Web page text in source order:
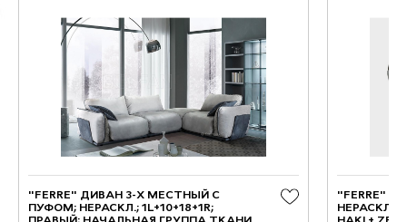
"FERRE" ДИВАН 3-Х МЕСТНЫЙ С
ПУФОМ; НЕРАСКЛ.; 1L+10+18+1R;
"FERRE"
НЕРАСКЛ.;